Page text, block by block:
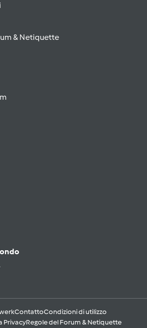
& Netiquette
ContattoCondizioni di utilizzo
PrivacyRegole del Forum & Netiquette